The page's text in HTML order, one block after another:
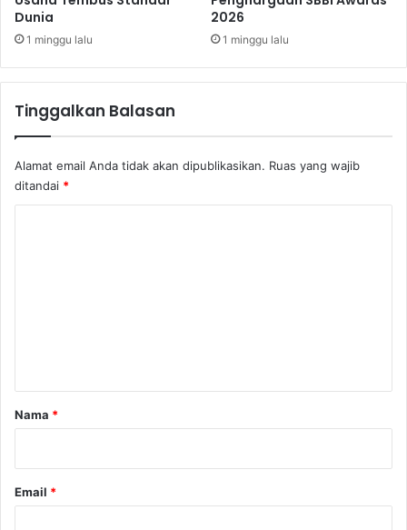
s
a
a
c
i
s
a
n
c
Dunia
1 minggu lalu
2026
1 minggu lalu
Tinggalkan Balasan
Alamat email Anda tidak akan dipublikasikan. Ruas yang wajib
ditandai *
rNama *
Email *